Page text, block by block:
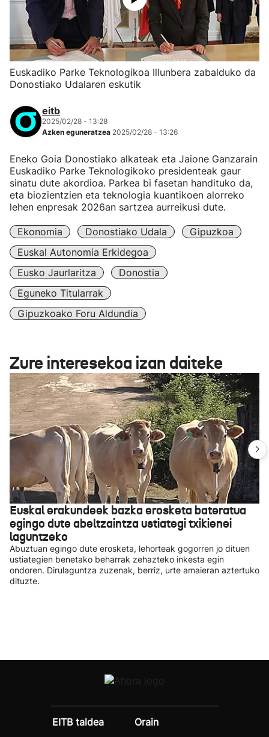
Euskadiko Parke Teknologikoa Illunbera zabalduko da
Donostiako Udalaren eskutik
eitb
2025/02/28 - 13:28
Azken eguneratzea 2025/02/28 - 13:26
Eneko Goia Donostiako alkateak eta Jaione Ganzarain
Euskadiko Parke Teknologikoko presidenteak gaur
sinatu dute akordioa. Parkea bi fasetan handituko da,
eta biozientzien eta teknologia kuantikoen alorreko
lehen enpresak 2026an sartzea aurreikusi dute.
Ekonomia Donostiako Udala
Gipuzkoa
Euskal Autonomia Erkidegoa
Eusko Jaurlaritza
Donostia
Eguneko Titularrak
Gipuzkoako Foru Aldundia
Zure interesekoa izan daiteke
Euskal erakundeek bazka erosketa bateratua
egingo dute abeltzaintza ustiategi txikienei
laguntzeko
Abuztuan egingo dute erosketa, lehorteak gogorren jo dituen
ustiategien benetako beharrak zehazteko inkesta egin
ondoren. Dirulaguntza zuzenak, berriz, urte amaieran aztertuko
dituzte.
EITB taldea
Orain